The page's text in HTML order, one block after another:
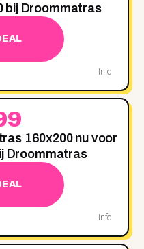
bij Droommatras
Info
160x200 nu voor
Droommatras
Info